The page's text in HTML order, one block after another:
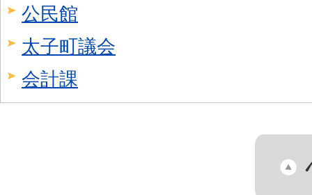
公民館
太子町議会
会計課